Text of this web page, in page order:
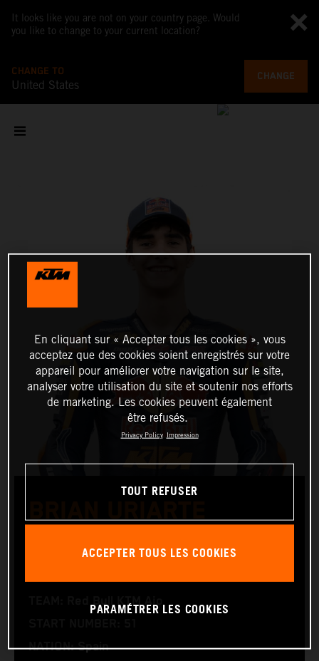
It looks like you are not on your country page. Would
you like to change to your current location?
CHANGE TO
United States
CHANGE
BRIAN URIARTE
TEAM: Red Bull KTM Ajo
NATION: Spain
En cliquant sur « Accepter tous les cookies », vous
acceptez que des cookies soient enregistrés sur votre
appareil pour améliorer votre navigation sur le site,
analyser votre utilisation du site et soutenir nos efforts
de marketing. Les cookies peuvent également
être refusés.
Privacy Policy Impression
TOUT REFUSER
ACCEPTER TOUS LES COOKIES
PARAMÉTRER LES COOKIES